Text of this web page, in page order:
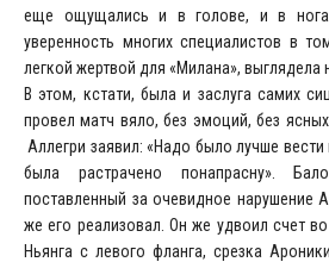
еще ощущались и в голове, и в
уверенность многих специалистов в
легкой жертвой для «Милана», выглядела
В этом, кстати, была и заслуга самих
провел матч вяло, без эмоций, без
Аллегри заявил: «Надо было лучше вести
была растрачено понапрасну».
поставленный за очевидное нарушение
же его реализовал. Он же удвоил счет
Ньянга с левого фланга, срезка